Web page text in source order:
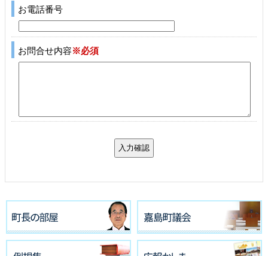
お電話番号
お問合せ内容※必須